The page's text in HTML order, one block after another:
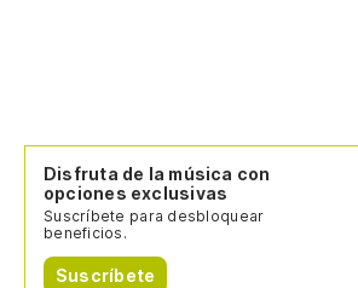
Disfruta de la música con
opciones exclusivas
Suscríbete para desbloquear
beneficios.
Suscríbete